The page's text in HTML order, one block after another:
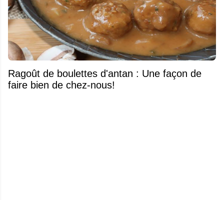
Ragoût de boulettes d'antan : Une façon de
faire bien de chez-nous!